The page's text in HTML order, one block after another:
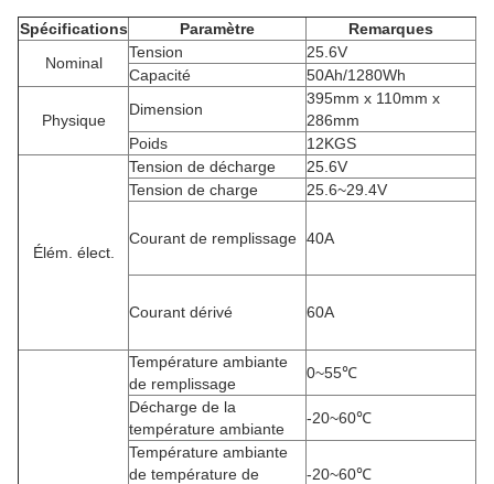
Spécifications Paramètre
Remarques
Nominal
Tension
25.6V
Capacité
50Ah/1280Wh
Physique
Dimension
395mm x 110mm x
286mm
Poids
12KGS
Élém. élect.
Tension de décharge
25.6V
Tension de charge
25.6~29.4V
Courant de remplissage 40A
Courant dérivé 60A
Température ambiante
de remplissage
0~55℃
Décharge de la
température ambiante
-20~60℃
Température ambiante
de température de
-20~60℃